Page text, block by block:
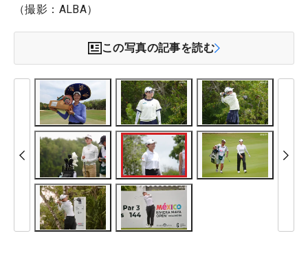
（撮影：ALBA）
この写真の記事を読む